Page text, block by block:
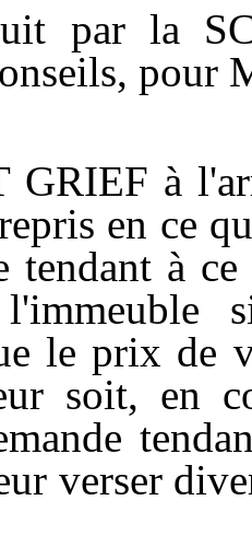
par la
pour
à
en ce
tendant à
le prix de
soit, en
verser